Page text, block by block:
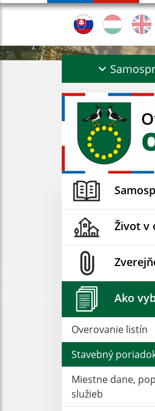
Život v
Ako
Overovanie listín
Stavebný
Miestne dane,
služieb